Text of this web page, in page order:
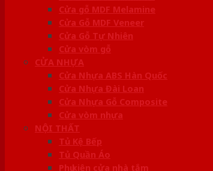
Cửa gỗ MDF Melamine
Cửa Gỗ MDF Veneer
Cửa Gỗ Tự Nhiên
Cửa vòm gỗ
CỬA NHỰA
Cửa Nhựa ABS Hàn Quốc
Cửa Nhựa Đài Loan
Cửa Nhựa Gỗ Composite
Cửa vòm nhựa
NỘI THẤT
Tủ Kệ Bếp
Tủ Quần Áo
Phụ kiện cửa nhà tắm